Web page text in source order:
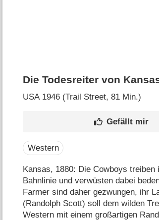
Die Todesreiter von
USA1946 (Trail Street‎, 81 Min.)
Western
Kansas, 1880: Die Cowboys
Bahnlinie und verwüsten dabei
Farmer sind daher gezwungen, ihr
(Randolph Scott) soll dem wilden
Western mit einem großartigen